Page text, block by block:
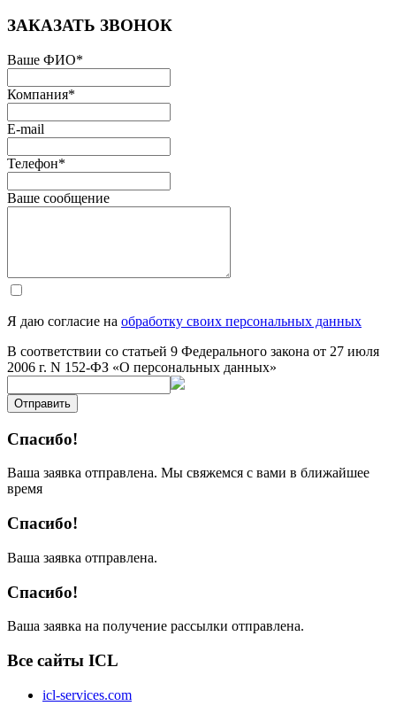
ЗАКАЗАТЬ ЗВОНОК
Ваше ФИО*
Компания*
E-mail
Телефон*
Ваше сообщение
Я даю согласие на обработку своих персональных данных
В соответствии со статьей 9 Федерального закона от 27 июля
2006 г. N 152-ФЗ «О персональных данных»
Отправить
Спасибо!
Ваша заявка отправлена. Мы свяжемся с вами в ближайшее
время
Спасибо!
Ваша заявка отправлена.
Спасибо!
Ваша заявка на получение рассылки отправлена.
Все сайты ICL
icl-services.com